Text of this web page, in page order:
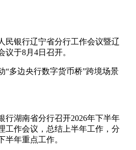
民银行辽宁省分行工作会议暨辽
议于8月4日召开。
“多边央行数字货币桥”跨境场景
行湖南省分行召开2026年下半年
工作会议，总结上半年工作，分
半年重点工作。